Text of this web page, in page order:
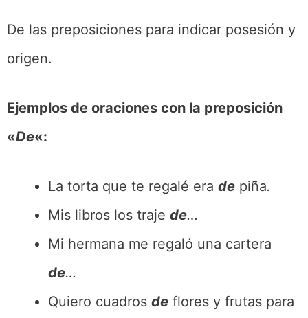
De las preposiciones para indicar posesión y
origen.
Ejemplos de oraciones con la preposición
«De«:
La torta que te regalé era de piña.
Mis libros los traje de…
Mi hermana me regaló una cartera
de…
Quiero cuadros de flores y frutas para